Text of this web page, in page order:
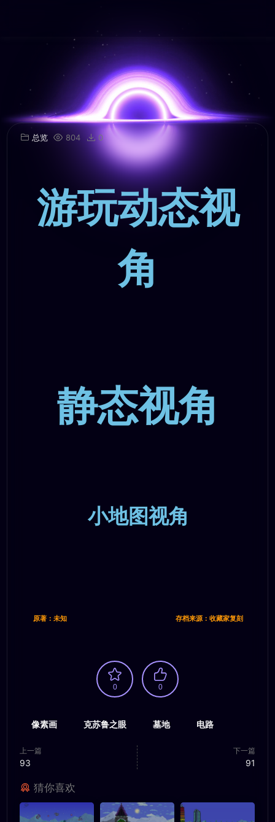
总览 804 0
游玩动态视
角
静态视角
小地图视角
原著：未知 存档来源：收藏家复刻
0 0
像素画 克苏鲁之眼 墓地 电路
上一篇
93
下一篇
91
猜你喜欢